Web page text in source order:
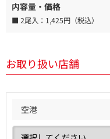
内容量・価格
■ 2尾入： 1,425円（税込）
お取り扱い店舗
空港